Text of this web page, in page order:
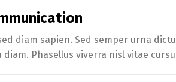
diam sapien. Sed semper urna
Phasellus viverra nisl vitae